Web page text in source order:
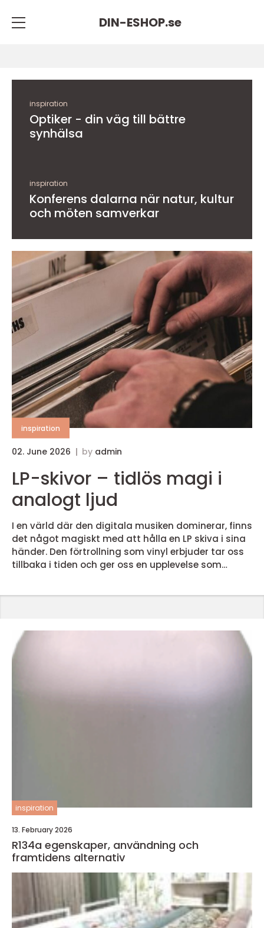
DIN-ESHOP.se
inspiration
Optiker - din väg till bättre
synhälsa
inspiration
Konferens dalarna när natur, kultur
och möten samverkar
inspiration
02. June 2026 by admin
LP-skivor – tidlös magi i
analogt ljud
I en värld där den digitala musiken dominerar, finns
det något magiskt med att hålla en LP skiva i sina
händer. Den förtrollning som vinyl erbjuder tar oss
tillbaka i tiden och ger oss en upplevelse som
inspiration
13. February 2026
R134a egenskaper, användning och
framtidens alternativ